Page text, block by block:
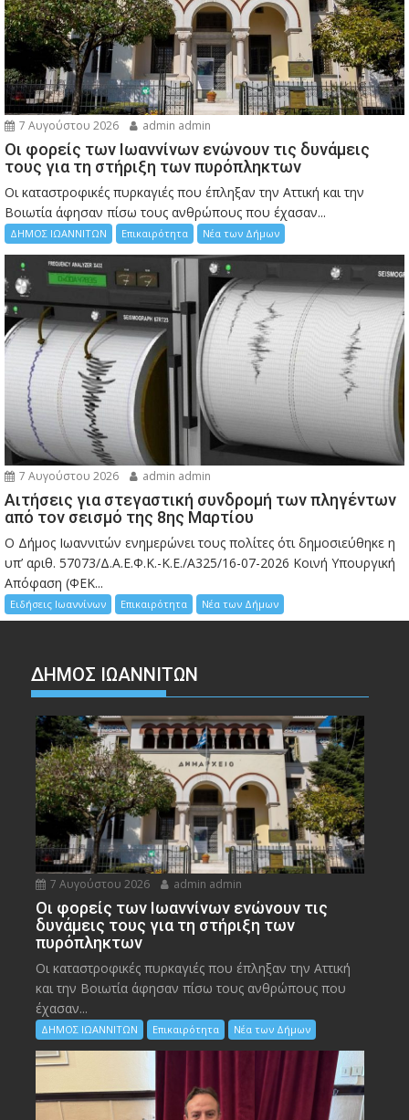
7 Αυγούστου 2026 admin admin
Οι φορείς των Ιωαννίνων ενώνουν τις δυνάμεις
τους για τη στήριξη των πυρόπληκτων
Οι καταστροφικές πυρκαγιές που έπληξαν την Αττική και την
Bοιωτία άφησαν πίσω τους ανθρώπους που έχασαν...
ΔΗΜΟΣ ΙΩΑΝΝΙΤΩΝ Επικαιρότητα Νέα των Δήμων
7 Αυγούστου 2026 admin admin
Αιτήσεις για στεγαστική συνδρομή των πληγέντων
από τον σεισμό της 8ης Μαρτίου
Ο Δήμος Ιωαννιτών ενημερώνει τους πολίτες ότι δημοσιεύθηκε η
υπ’ αριθ. 57073/Δ.Α.Ε.Φ.Κ.-Κ.Ε./Α325/16-07-2026 Κοινή Υπουργική
Απόφαση (ΦΕΚ...
Ειδήσεις Ιωαννίνων Επικαιρότητα Νέα των Δήμων
ΔΗΜΟΣ ΙΩΑΝΝΙΤΩΝ
7 Αυγούστου 2026 admin admin
Οι φορείς των Ιωαννίνων ενώνουν τις
δυνάμεις τους για τη στήριξη των
πυρόπληκτων
Οι καταστροφικές πυρκαγιές που έπληξαν την Αττική
και την Bοιωτία άφησαν πίσω τους ανθρώπους που
έχασαν...
ΔΗΜΟΣ ΙΩΑΝΝΙΤΩΝ Επικαιρότητα Νέα των Δήμων